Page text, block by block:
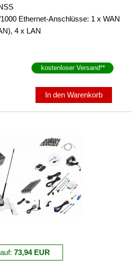
Ethernet-Anschlüsse: 1 x WAN
4 x LAN
kostenloser Versand**
In den Warenkorb
73,94 EUR